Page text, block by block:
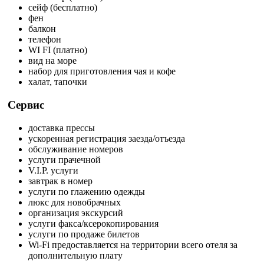
сейф (бесплатно)
фен
балкон
телефон
WI FI (платно)
вид на море
набор для приготовления чая и кофе
халат, тапочки
Сервис
доставка прессы
ускоренная регистрация заезда/отъезда
обслуживание номеров
услуги прачечной
V.I.P. услуги
завтрак в номер
услуги по глажению одежды
люкс для новобрачных
организация экскурсий
услуги факса/ксерокопирования
услуги по продаже билетов
Wi-Fi предоставляется на территории всего отеля за
дополнительную плату